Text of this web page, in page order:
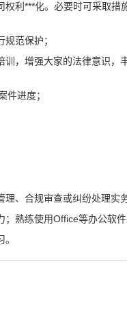
利***化。必要时可采取措
范保护；
，增强大家的法律意识，
件进度；
、合规审查或纠纷处理实
熟练使用Office等办公软件